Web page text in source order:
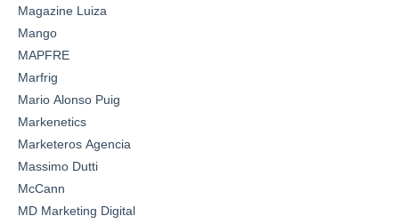
Magazine Luiza
Mango
MAPFRE
Marfrig
Mario Alonso Puig
Markenetics
Marketeros Agencia
Massimo Dutti
McCann
MD Marketing Digital